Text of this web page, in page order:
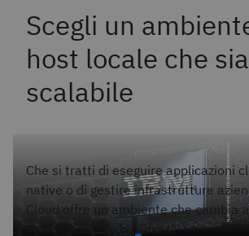
Scegli un
host locale che sia
scalabile
Che si tratti di eseguire applicazioni
native o di gestire infrastrutture
Cloud offre un ambiente che cambia
velocità del tuo business.